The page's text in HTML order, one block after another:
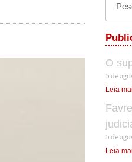
O
5 de
Leia
5 de
Leia